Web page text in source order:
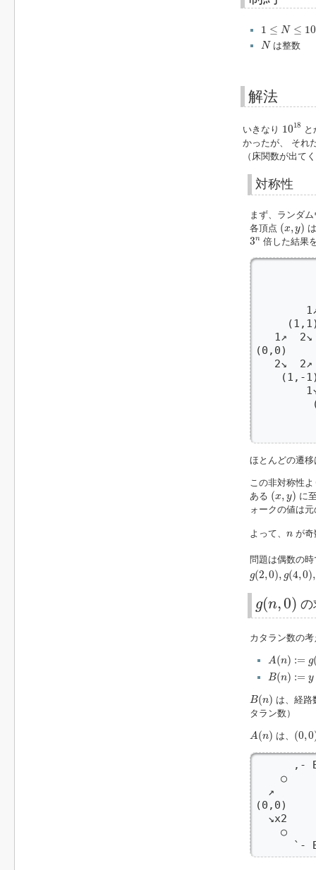
1 ≤ N ≤ 10
1 N ≤10000
N
N は整数
解法
いきなり 1018
1018
かったが、 それ
（床関数が出て
対称性
まず、ランダ
各頂点 (x,y)
(x, y)
3n
3n 倍した結果
1↗  2↘
(0,0)
2↘  2↗
(1,-
ほとんどの遷
この非対称性よ
ある (x, y)
( x,y)
に
ォークの値は
よって、 n
nが奇
問題は偶数の時
g(2,0), g(4,0),
(2 0), 4 ,0 ),.
g(n,0)
g(n 0) の
カタラン数の
A(n) := g
A(n :=
B(n) := y
B(n :=
B(n)
B(n
は、経路
タラン数）
A(n)
A(n は、 (0,0
(0, 0)
,-
○
↗
(0,0)
↘x2
○
`-